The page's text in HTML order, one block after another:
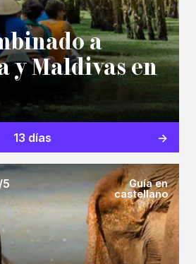
a
y Maldivas en
13 días
5
Guía en
castellano